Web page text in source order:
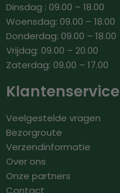
Dinsdag : 09.00 – 18.00
Woensdag: 09.00 – 18.00
Donderdag: 09.00 – 18.00
Vrijdag: 09.00 – 20.00
Zaterdag: 09.00 – 17.00
Klantenservice
Veelgestelde vragen
Bezorgroute
Verzendinformatie
Over ons
Onze partners